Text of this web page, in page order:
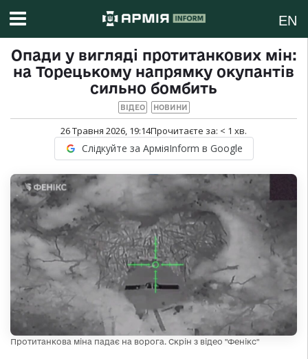
EN
Опади у вигляді протитанкових мін:
на Торецькому напрямку окупантів
сильно бомбить
ВІДЕО НОВИНИ
26 Травня 2026, 19:14Прочитаєте за: < 1 хв.
Слідкуйте за АрміяInform в Google
Протитанкова міна падає на ворога. Скрін з відео "Фенікс"